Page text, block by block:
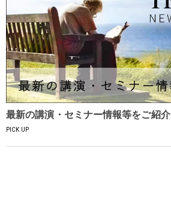
最新の講演・セミナー情報等をご紹介
PICK UP